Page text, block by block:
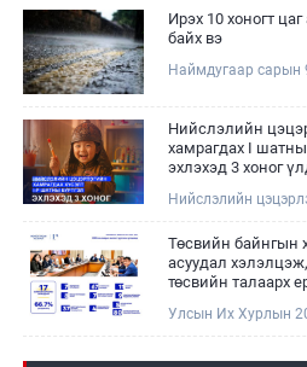
Ирэх 10 хоногт
байх вэ
Наймдугаар сарын
хэсгээр ахиухан
орох тул болзошгүй
аюулаас анхаарна
Нийслэлийн
хамрагдах I шатны
эхлэхэд 3 хоног
Нийслэлийн
өдрөөс 08 сарын
дуустал "E-
дамжуулан
авна.Хүүхдээ
үйлчилгээг
Төсвийн байнгын
асуудал
төсвийн талаарх
байгуулсан байна
Улсын Их Хурлын